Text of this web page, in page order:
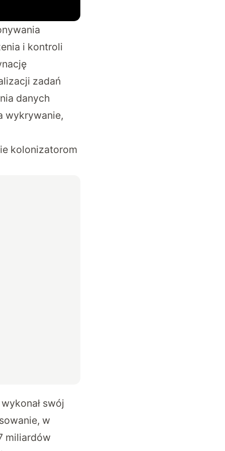
i kontroli
zadań
danych
wykrywanie,
kolonizatorom
swój
w
miliardów